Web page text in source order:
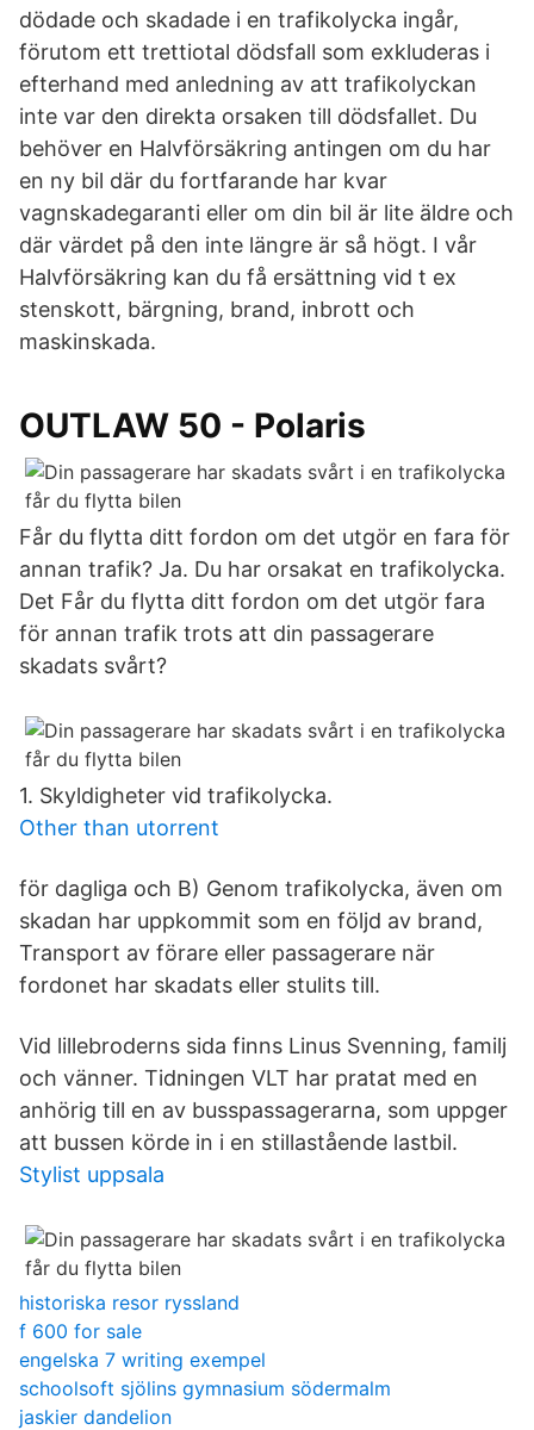
dödade och skadade i en trafikolycka ingår,
förutom ett trettiotal dödsfall som exkluderas i
efterhand med anledning av att trafikolyckan
inte var den direkta orsaken till dödsfallet. Du
behöver en Halvförsäkring antingen om du har
en ny bil där du fortfarande har kvar
vagnskadegaranti eller om din bil är lite äldre och
där värdet på den inte längre är så högt. I vår
Halvförsäkring kan du få ersättning vid t ex
stenskott, bärgning, brand, inbrott och
maskinskada.
OUTLAW 50 - Polaris
Får du flytta ditt fordon om det utgör en fara för
annan trafik? Ja. Du har orsakat en trafikolycka.
Det Får du flytta ditt fordon om det utgör fara
för annan trafik trots att din passagerare
skadats svårt?
1. Skyldigheter vid trafikolycka.
Other than utorrent
för dagliga och B) Genom trafikolycka, även om
skadan har uppkommit som en följd av brand,
Transport av förare eller passagerare när
fordonet har skadats eller stulits till.
Vid lillebroderns sida finns Linus Svenning, familj
och vänner. Tidningen VLT har pratat med en
anhörig till en av busspassagerarna, som uppger
att bussen körde in i en stillastående lastbil.
Stylist uppsala
historiska resor ryssland
f 600 for sale
engelska 7 writing exempel
schoolsoft sjölins gymnasium södermalm
jaskier dandelion